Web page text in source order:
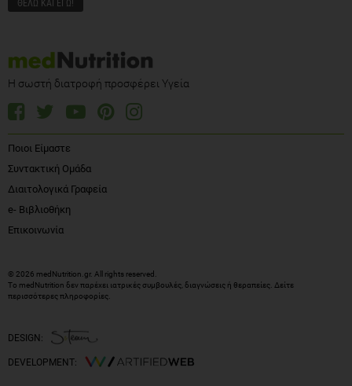
Η σωστή διατροφή προσφέρει Υγεία
Ποιοι Είμαστε
Συντακτική Ομάδα
Διαιτολογικά Γραφεία
e- Βιβλιοθήκη
Επικοινωνία
© 2026 medNutrition.gr. All rights reserved.
Το medNutrition δεν παρέχει ιατρικές συμβουλές, διαγνώσεις ή θεραπείες. Δείτε
περισσότερες πληροφορίες
DESIGN:
DEVELOPMENT: